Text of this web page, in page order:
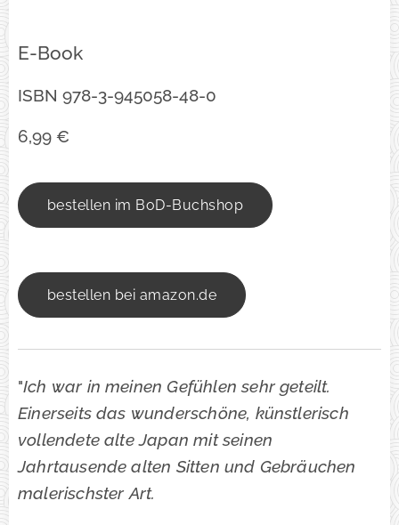
E-Book
ISBN 978-3-945058-48-0
6,99 €
bestellen im BoD-Buchshop
bestellen bei amazon.de
"Ich war in meinen Gefühlen sehr geteilt.
Einerseits das wunderschöne, künstlerisch
vollendete alte Japan mit seinen
Jahrtausende alten Sitten und Gebräuchen
malerischster Art.